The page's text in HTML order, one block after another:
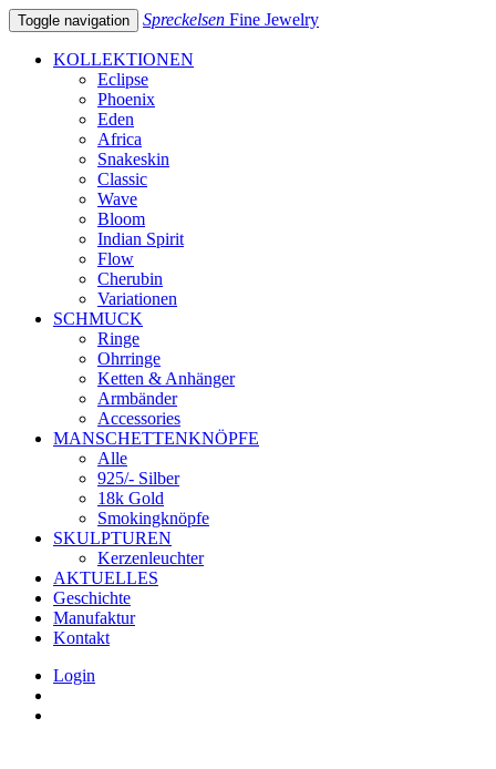
Toggle navigation Spreckelsen Fine Jewelry
KOLLEKTIONEN
Eclipse
Phoenix
Eden
Africa
Snakeskin
Classic
Wave
Bloom
Indian Spirit
Flow
Cherubin
Variationen
SCHMUCK
Ringe
Ohrringe
Ketten & Anhänger
Armbänder
Accessories
MANSCHETTENKNÖPFE
Alle
925/- Silber
18k Gold
Smokingknöpfe
SKULPTUREN
Kerzenleuchter
AKTUELLES
Geschichte
Manufaktur
Kontakt
Login